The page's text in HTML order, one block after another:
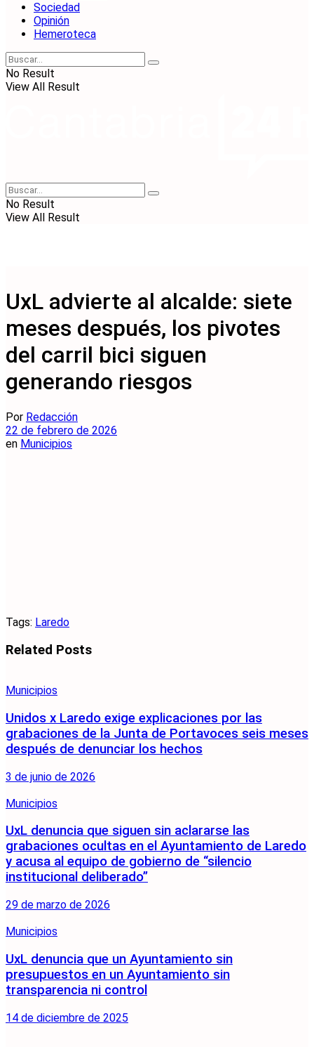
Sociedad
Opinión
Hemeroteca
No Result
View All Result
No Result
View All Result
UxL advierte al alcalde: siete
meses después, los pivotes
del carril bici siguen
generando riesgos
Por Redacción
22 de febrero de 2026
en Municipios
Tags: Laredo
Related Posts
Municipios
Unidos x Laredo exige explicaciones por las
grabaciones de la Junta de Portavoces seis meses
después de denunciar los hechos
3 de junio de 2026
Municipios
UxL denuncia que siguen sin aclararse las
grabaciones ocultas en el Ayuntamiento de Laredo
y acusa al equipo de gobierno de “silencio
institucional deliberado”
29 de marzo de 2026
Municipios
UxL denuncia que un Ayuntamiento sin
presupuestos en un Ayuntamiento sin
transparencia ni control
14 de diciembre de 2025